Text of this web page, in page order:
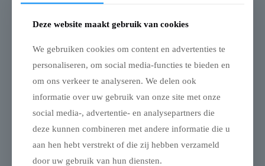
zoekt in de buurt van Neerkant en omgeving, biedt VL
0 Lees verder
Deze website maakt gebruik van cookies
We gebruiken cookies om content en advertenties te
personaliseren, om social media-functies te bieden en
om ons verkeer te analyseren. We delen ook
informatie over uw gebruik van onze site met onze
social media-, advertentie- en analysepartners die
deze kunnen combineren met andere informatie die u
aan hen hebt verstrekt of die zij hebben verzameld
door uw gebruik van hun diensten.